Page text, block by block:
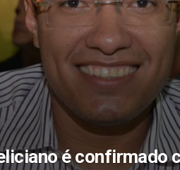
é confirmado